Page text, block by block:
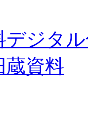
デジタ
蔵資料